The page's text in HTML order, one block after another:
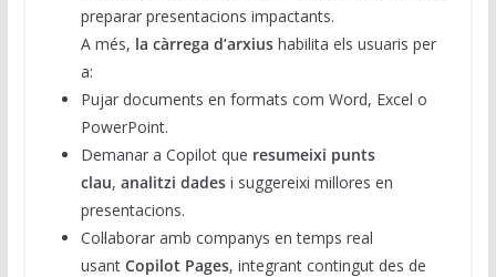
preparar presentacions impactants.
A més, la càrrega d’arxiushabilita els usuaris per
a:
Pujar documents en formats com Word, Excel o
PowerPoint.
Demanar a Copilot que resumeixi punts
clau, analitzi dadesi suggereixi millores en
presentacions.
Col·laborar amb companys en temps real
usant Copilot Pages, integrant contingut des de